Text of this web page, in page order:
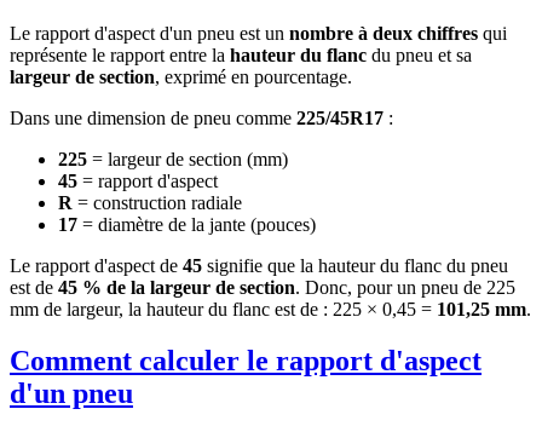
Le rapport d'aspect d'un pneu est un nombre à deux chiffres qui
représente le rapport entre la hauteur du flanc du pneu et sa
largeur de section, exprimé en pourcentage.
Dans une dimension de pneu comme 225/45R17 :
225 = largeur de section (mm)
45 = rapport d'aspect
R = construction radiale
17 = diamètre de la jante (pouces)
Le rapport d'aspect de 45 signifie que la hauteur du flanc du pneu
est de 45 % de la largeur de section. Donc, pour un pneu de 225
mm de largeur, la hauteur du flanc est de : 225 × 0,45 = 101,25 mm.
Comment calculer le rapport d'aspect
d'un pneu